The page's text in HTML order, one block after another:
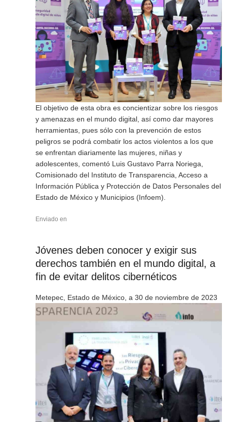
El objetivo de esta obra es concientizar sobre los riesgos
y amenazas en el mundo digital, así como dar mayores
herramientas, pues sólo con la prevención de estos
peligros se podrá combatir los actos violentos a los que
se enfrentan diariamente las mujeres, niñas y
adolescentes, comentó Luis Gustavo Parra Noriega,
Comisionado del Instituto de Transparencia, Acceso a
Información Pública y Protección de Datos Personales del
Estado de México y Municipios (Infoem).
Enviado en
Jóvenes deben conocer y exigir sus
derechos también en el mundo digital, a
fin de evitar delitos cibernéticos
Metepec, Estado de México, a 30 de noviembre de 2023